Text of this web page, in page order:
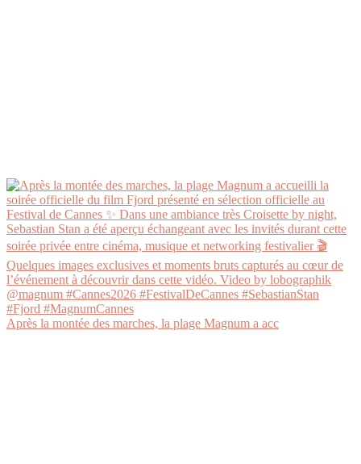
Après la montée des marches, la plage Magnum a acc